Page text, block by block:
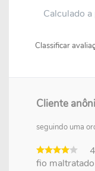
Calculado
Classificar
Cliente
seguindo uma
fio